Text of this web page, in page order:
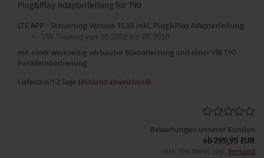
Plug&Play Adapterleitung für T90
LTE APP - Steuerung Version 11.XX inkl. Plug&Play Adapterleitung
VW Touareg von 10.2002 bis 05.2010
mit einer werkseitig verbauter Standheizung und einer VW T90
Funkfernbedienung
Lieferzeit: 1-2 Tage (Ausland abweichend)
Bewertungen unserer Kunden
ab 299,95 EUR
inkl. 19% MwSt. zzgl. Versand